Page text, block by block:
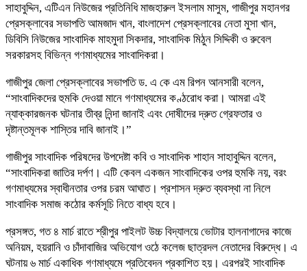
সাহাবুদ্দিন, এটিএন নিউজের প্রতিনিধি মাজহারুল ইসলাম মাসুম, গাজীপুর মহানগর
প্রেসক্লাবের সভাপতি আমজাদ খান, বাংলাদেশ প্রেসক্লাবের নেতা মুসা খান,
ডিবিসি নিউজের সাংবাদিক মাহমুদা সিকদার, সাংবাদিক মিঠুন সিদ্দিকী ও রুবেল
সরকারসহ বিভিন্ন গণমাধ্যমের সাংবাদিকরা।
গাজীপুর জেলা প্রেসক্লাবের সভাপতি ড. এ কে এম রিপন আনসারী বলেন,
“সাংবাদিকদের হুমকি দেওয়া মানে গণমাধ্যমের কণ্ঠরোধ করা। আমরা এই
ন্যাক্কারজনক ঘটনার তীব্র নিন্দা জানাই এবং দোষীদের দ্রুত গ্রেফতার ও
দৃষ্টান্তমূলক শাস্তির দাবি জানাই।”
গাজীপুর সাংবাদিক পরিষদের উপদেষ্টা কবি ও সাংবাদিক শাহান সাহাবুদ্দিন বলেন,
“সাংবাদিকরা জাতির দর্পণ। এটি কেবল একজন সাংবাদিকের ওপর হুমকি নয়, বরং
গণমাধ্যমের স্বাধীনতার ওপর চরম আঘাত। প্রশাসন দ্রুত ব্যবস্থা না নিলে
সাংবাদিক সমাজ কঠোর কর্মসূচি নিতে বাধ্য হবে।
প্রসঙ্গত, গত ৪ মার্চ রাতে শ্রীপুর পাইলট উচ্চ বিদ্যালয়ে ভোটার হালনাগাদের কাজে
অনিয়ম, হয়রানি ও চাঁদাবাজির অভিযোগ ওঠে কলেজ ছাত্রদল নেতাদের বিরুদ্ধে। এ
ঘটনায় ৬ মার্চ একাধিক গণমাধ্যমে প্রতিবেদন প্রকাশিত হয়। এরপরই সাংবাদিক